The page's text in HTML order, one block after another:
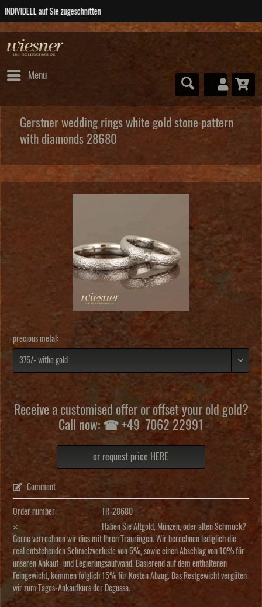
Menu
Gerstner wedding rings white gold stone pattern
with diamonds 28680
precious metal:
Receive a customised offer or offset your old gold?
Call now: ☎ +49 7062 22991
or request price HERE
Comment
Order number:
TR-28680
>:
Haben Sie Altgold, Münzen, oder alten Schmuck?
Gerne verrechnen wir dies mit Ihren Trauringen. Wir berechnen lediglich die
real entstehenden Schmelzverluste von 5%, sowie einen Abschlag von 10% für
unseren Ankauf- und Legierungsaufwand. Basierend auf dem enthaltenen
Feingewicht, kommen folglich 15% für Kosten Abzug. Das Restgewicht vergüten
wir zum Tages-Ankaufkurs der Degussa.